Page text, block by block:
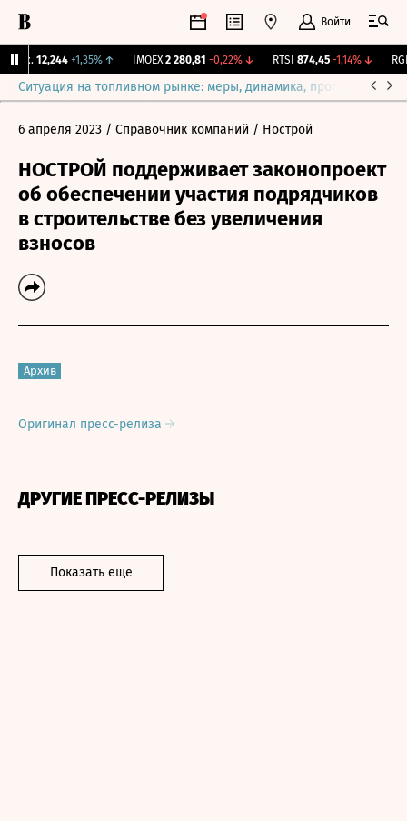
Войти
12,244 +1,35%↑ IMOEX 2 280,81 -0,22%↓ RTSI 874,45 -1,14%↓ RGBI
Ситуация на топливном рынке: меры, динамика, прогнозы
6 апреля 2023 / Справочник компаний / Нострой
НОСТРОЙ поддерживает законопроект
об обеспечении участия подрядчиков
в строительстве без увеличения
взносов
Архив
Оригинал пресс-релиза
ДРУГИЕ ПРЕСС-РЕЛИЗЫ
Показать еще